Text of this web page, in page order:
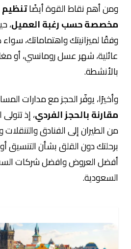
ومن أهم نقاط القوة أيضًاتنظيم
مخصصة حسب رغبة العميل،
وفقًا لميزانيتك واهتماماتك،
عائلية، شهر عسل رومانسي، أو
بالأنشطة.
وأخيرًا، يوفّر الحجز مع مدارات
مقارنة بالحجز الفردي، إذ
من الطيران إلى الفنادق
برحلتك دون القلق بشأن التنسيق
أفضل العروض وافضل شركات
السعودية.